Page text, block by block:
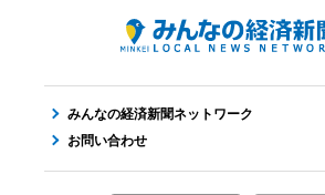
みんなの経済新聞ネットワーク
お問い合わせ